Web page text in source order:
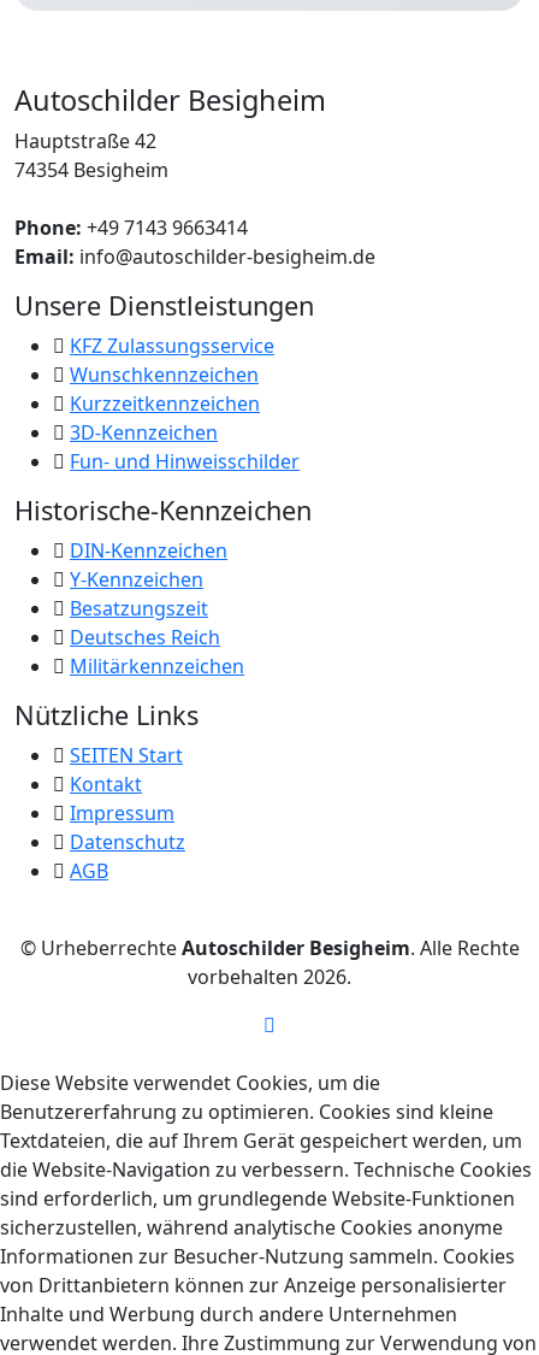
Autoschilder Besigheim
Hauptstraße 42
74354 Besigheim
Phone: +49 7143 9663414
Email: info@autoschilder-besigheim.de
Unsere Dienstleistungen
KFZ Zulassungsservice
Wunschkennzeichen
Kurzzeitkennzeichen
3D-Kennzeichen
Fun- und Hinweisschilder
Historische-Kennzeichen
DIN-Kennzeichen
Y-Kennzeichen
Besatzungszeit
Deutsches Reich
Militärkennzeichen
Nützliche Links
SEITEN Start
Kontakt
Impressum
Datenschutz
AGB
© UrheberrechteAutoschilder Besigheim. Alle Rechte
vorbehalten 2026.
Diese Website verwendet Cookies, um die
Benutzererfahrung zu optimieren. Cookies sind kleine
Textdateien, die auf Ihrem Gerät gespeichert werden, um
die Website-Navigation zu verbessern. Technische Cookies
sind erforderlich, um grundlegende Website-Funktionen
sicherzustellen, während analytische Cookies anonyme
Informationen zur Besucher-Nutzung sammeln. Cookies
von Drittanbietern können zur Anzeige personalisierter
Inhalte und Werbung durch andere Unternehmen
verwendet werden. Ihre Zustimmung zur Verwendung von